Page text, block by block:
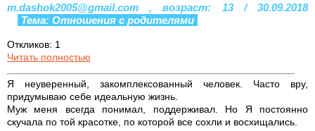
m.dashok2005@gmail.com , возраст: 13 / 30.09.2018
Тема: Отношения с родителями
Откликов: 1
Читать полностью
Я неуверенный, закомплексованный человек. Часто вру,
придумываю себе идеальную жизнь.
Муж меня всегда понимал, поддерживал. Но Я постоянно
скучала по той красотке, по которой все сохли и восхищались.